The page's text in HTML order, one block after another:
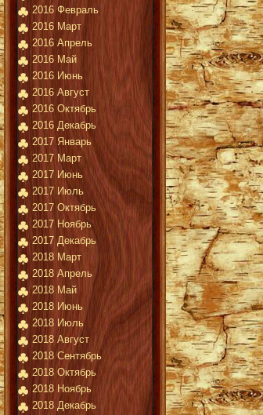
2016 Февраль
2016 Март
2016 Апрель
2016 Май
2016 Июнь
2016 Август
2016 Октябрь
2016 Декабрь
2017 Январь
2017 Март
2017 Июнь
2017 Июль
2017 Октябрь
2017 Ноябрь
2017 Декабрь
2018 Март
2018 Апрель
2018 Май
2018 Июнь
2018 Июль
2018 Август
2018 Сентябрь
2018 Октябрь
2018 Ноябрь
2018 Декабрь